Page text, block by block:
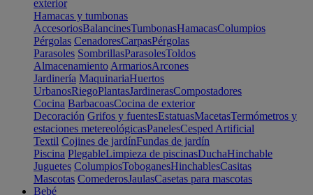
exterior
Hamacas y tumbonas
AccesoriosBalancinesTumbonasHamacasColumpios
Pérgolas CenadoresCarpasPérgolas
Parasoles SombrillasParasolesToldos
Almacenamiento ArmariosArcones
Jardinería MaquinariaHuertos
UrbanosRiegoPlantasJardinerasCompostadores
Cocina BarbacoasCocina de exterior
Decoración Grifos y fuentesEstatuasMacetasTermómetros y
estaciones metereológicasPanelesCesped Artificial
Textil Cojines de jardínFundas de jardín
Piscina PlegableLimpieza de piscinasDuchaHinchable
Juguetes ColumpiosToboganesHinchablesCasitas
Mascotas ComederosJaulasCasetas para mascotas
Bebé